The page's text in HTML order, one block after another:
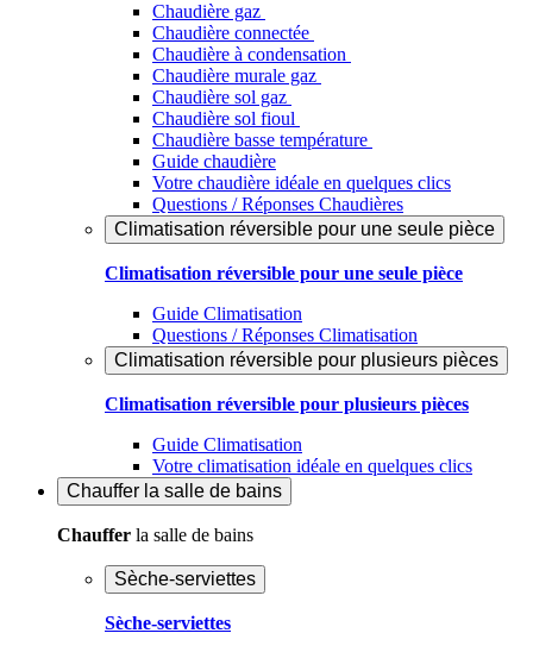
Chaudière gaz
Chaudière connectée
Chaudière à condensation
Chaudière murale gaz
Chaudière sol gaz
Chaudière sol fioul
Chaudière basse température
Guide chaudière
Votre chaudière idéale en quelques clics
Questions / Réponses Chaudières
Climatisation réversible pour une seule pièce
Climatisation réversible pour une seule pièce
Guide Climatisation
Questions / Réponses Climatisation
Climatisation réversible pour plusieurs pièces
Climatisation réversible pour plusieurs pièces
Guide Climatisation
Votre climatisation idéale en quelques clics
Chauffer la salle de bains
Chauffer la salle de bains
Sèche-serviettes
Sèche-serviettes